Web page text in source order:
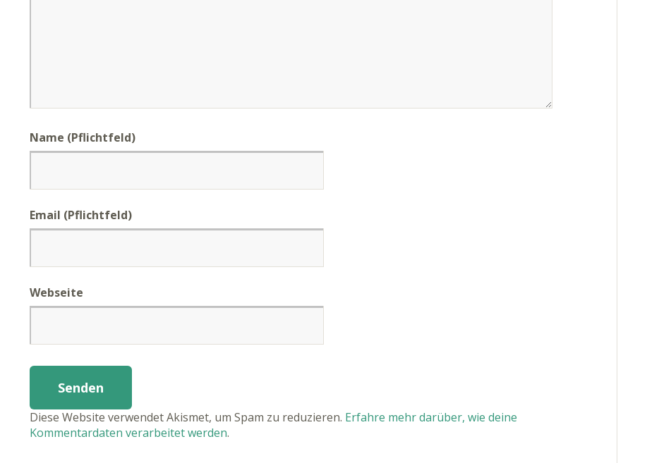
Name (Pflichtfeld)
Email (Pflichtfeld)
Webseite
Diese Website verwendet Akismet, um Spam zu reduzieren. Erfahre mehr darüber, wie deine
Kommentardaten verarbeitet werden.